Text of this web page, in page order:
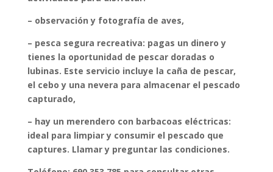
– observación y fotografía de aves,
– pesca segura recreativa: pagas un dinero y
tienes la oportunidad de pescar doradas o
lubinas. Este servicio incluye la caña de pescar,
el cebo y una nevera para almacenar el pescado
capturado,
– hay un merendero con barbacoas eléctricas:
ideal para limpiar y consumir el pescado que
captures. Llamar y preguntar las condiciones.